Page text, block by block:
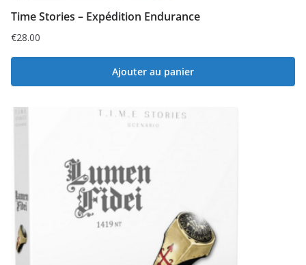
Time Stories – Expédition Endurance
€28.00
Ajouter au panier